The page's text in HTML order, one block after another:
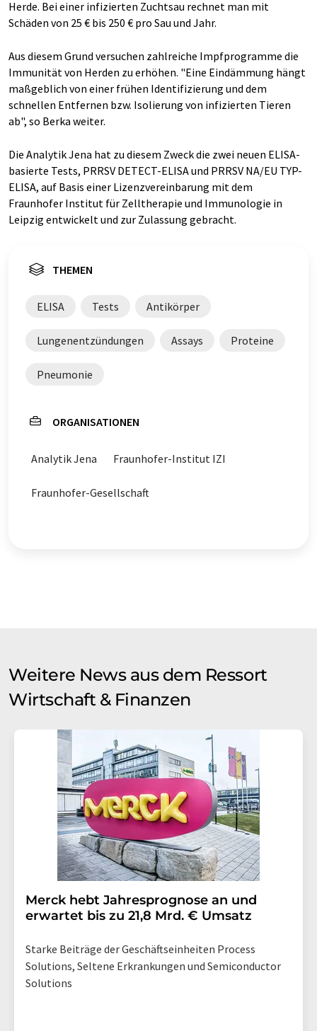
Herde. Bei einer infizierten Zuchtsau rechnet man mit
Schäden von 25 € bis 250 € pro Sau und Jahr.
Aus diesem Grund versuchen zahlreiche Impfprogramme die
Immunität von Herden zu erhöhen. "Eine Eindämmung hängt
maßgeblich von einer frühen Identifizierung und dem
schnellen Entfernen bzw. Isolierung von infizierten Tieren
ab", so Berka weiter.
Die Analytik Jena hat zu diesem Zweck die zwei neuen ELISA-
basierte Tests, PRRSV DETECT-ELISA und PRRSV NA/EU TYP-
ELISA, auf Basis einer Lizenzvereinbarung mit dem
Fraunhofer Institut für Zelltherapie und Immunologie in
Leipzig entwickelt und zur Zulassung gebracht.
THEMEN
ELISA Tests Antikörper
Lungenentzündungen Assays Proteine
Pneumonie
ORGANISATIONEN
Analytik Jena Fraunhofer-Institut IZI
Fraunhofer-Gesellschaft
Weitere News aus dem Ressort
Wirtschaft & Finanzen
Merck hebt Jahresprognose an und
erwartet bis zu 21,8 Mrd. € Umsatz
Starke Beiträge der Geschäftseinheiten Process
Solutions, Seltene Erkrankungen und Semiconductor
Solutions